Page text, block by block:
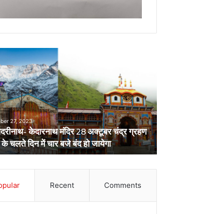
29, 2024
और चिकनगुनिया को लेकर स्वास्थ्य विभाग का अर्लट
Recent Comments